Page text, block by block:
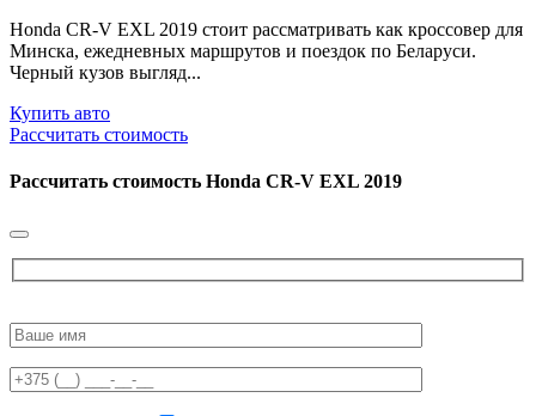
Honda CR-V EXL 2019 стоит рассматривать как кроссовер для
Минска, ежедневных маршрутов и поездок по Беларуси.
Черный кузов выгляд...
Купить авто
Рассчитать стоимость
Рассчитать стоимость Honda CR-V EXL 2019
leave
field
empty.